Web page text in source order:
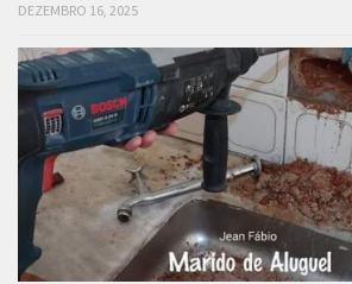
DEZEMBRO 16, 2025